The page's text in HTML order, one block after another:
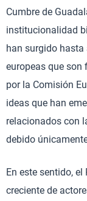
Cumbre de
institucionalidad
han surgido
europeas que
por la Comisión
ideas que han
relacionados con
debido
En este sentido,
creciente de